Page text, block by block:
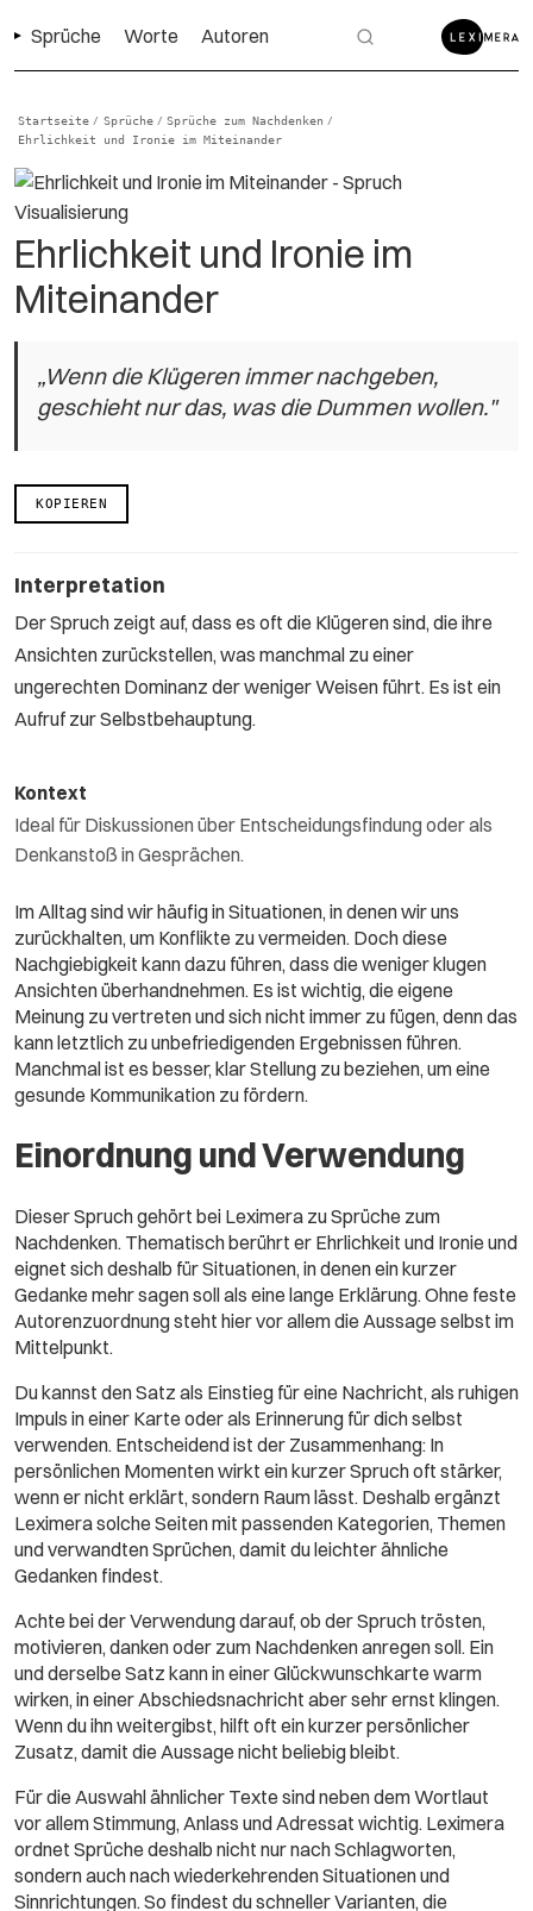
Sprüche Worte Autoren
Startseite / Sprüche / Sprüche zum Nachdenken /
Ehrlichkeit und Ironie im Miteinander
Ehrlichkeit und Ironie im
Miteinander
„Wenn die Klügeren immer nachgeben,
geschieht nur das, was die Dummen wollen."
KOPIEREN
Interpretation
Der Spruch zeigt auf, dass es oft die Klügeren sind, die ihre
Ansichten zurückstellen, was manchmal zu einer
ungerechten Dominanz der weniger Weisen führt. Es ist ein
Aufruf zur Selbstbehauptung.
Kontext
Ideal für Diskussionen über Entscheidungsfindung oder als
Denkanstoß in Gesprächen.
Im Alltag sind wir häufig in Situationen, in denen wir uns
zurückhalten, um Konflikte zu vermeiden. Doch diese
Nachgiebigkeit kann dazu führen, dass die weniger klugen
Ansichten überhandnehmen. Es ist wichtig, die eigene
Meinung zu vertreten und sich nicht immer zu fügen, denn das
kann letztlich zu unbefriedigenden Ergebnissen führen.
Manchmal ist es besser, klar Stellung zu beziehen, um eine
gesunde Kommunikation zu fördern.
Einordnung und Verwendung
Dieser Spruch gehört bei Leximera zu Sprüche zum
Nachdenken. Thematisch berührt er Ehrlichkeit und Ironie und
eignet sich deshalb für Situationen, in denen ein kurzer
Gedanke mehr sagen soll als eine lange Erklärung. Ohne feste
Autorenzuordnung steht hier vor allem die Aussage selbst im
Mittelpunkt.
Du kannst den Satz als Einstieg für eine Nachricht, als ruhigen
Impuls in einer Karte oder als Erinnerung für dich selbst
verwenden. Entscheidend ist der Zusammenhang: In
persönlichen Momenten wirkt ein kurzer Spruch oft stärker,
wenn er nicht erklärt, sondern Raum lässt. Deshalb ergänzt
Leximera solche Seiten mit passenden Kategorien, Themen
und verwandten Sprüchen, damit du leichter ähnliche
Gedanken findest.
Achte bei der Verwendung darauf, ob der Spruch trösten,
motivieren, danken oder zum Nachdenken anregen soll. Ein
und derselbe Satz kann in einer Glückwunschkarte warm
wirken, in einer Abschiedsnachricht aber sehr ernst klingen.
Wenn du ihn weitergibst, hilft oft ein kurzer persönlicher
Zusatz, damit die Aussage nicht beliebig bleibt.
Für die Auswahl ähnlicher Texte sind neben dem Wortlaut
vor allem Stimmung, Anlass und Adressat wichtig. Leximera
ordnet Sprüche deshalb nicht nur nach Schlagworten,
sondern auch nach wiederkehrenden Situationen und
Sinnrichtungen. So findest du schneller Varianten, die